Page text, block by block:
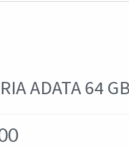
ADATA 64 GB